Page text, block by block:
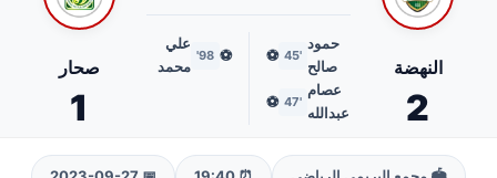
النهضة
2
حمود
صالح
'45
⚽
عصام
عبدالله
'47
⚽
⚽
98'
علي
محمد
صحار
1